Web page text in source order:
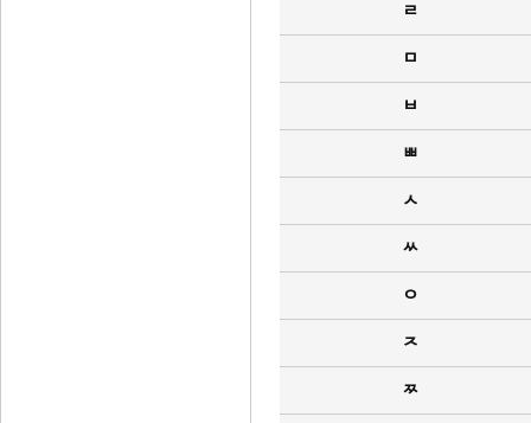
ㄹ
ㅁ
ㅂ
ㅃ
ㅅ
ㅆ
ㅇ
ㅈ
ㅉ